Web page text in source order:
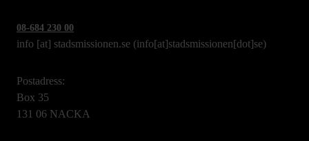
08-684 230 00
info [at] stadsmissionen.se (info[at]stadsmissionen[dot]se)
Postadress:
Box 35
131 06 NACKA